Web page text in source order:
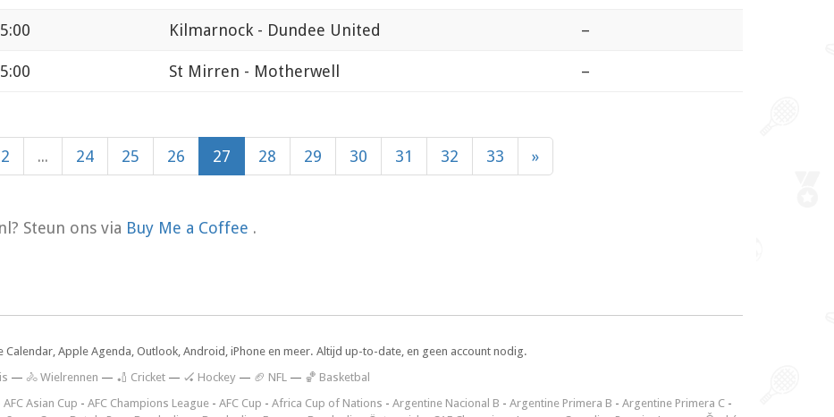
Kilmarnock - Dundee United –
St Mirren - Motherwell –
2 ... 24 25 26 27 28 29 30 31 32 33 »
Steun ons via Buy Me a Coffee .
Apple Agenda, Outlook, Android, iPhone en meer. Altijd up-to-date, en geen account nodig.
— 🚴 Wielrennen — 🏏 Cricket — 🏑 Hockey — 🏈 NFL — 🏀 Basketbal
AFC Asian Cup - AFC Champions League - AFC Cup - Africa Cup of Nations - Argentine Nacional B - Argentine Primera B - Argentine Primera C -